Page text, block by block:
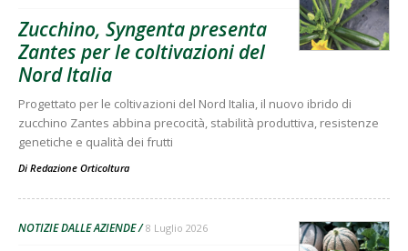
Zucchino, Syngenta presenta
Zantes per le coltivazioni del
Nord Italia
Progettato per le coltivazioni del Nord Italia, il nuovo ibrido di
zucchino Zantes abbina precocità, stabilità produttiva, resistenze
genetiche e qualità dei frutti
Di Redazione Orticoltura
NOTIZIE DALLE AZIENDE 8 Luglio 2026